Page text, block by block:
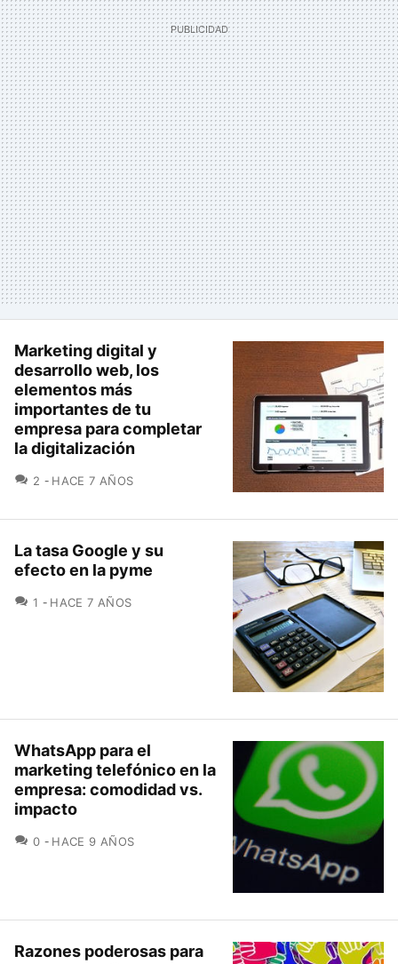
Marketing digital y
desarrollo web, los
elementos más
importantes de tu
empresa para completar
la digitalización
2 COMENTARIOS
HACE 7 AÑOS
La tasa Google y su
efecto en la pyme
1 COMENTARIOS
HACE 7 AÑOS
WhatsApp para el
marketing telefónico en la
empresa: comodidad vs.
impacto
0 COMENTARIOS
HACE 9 AÑOS
Razones poderosas para